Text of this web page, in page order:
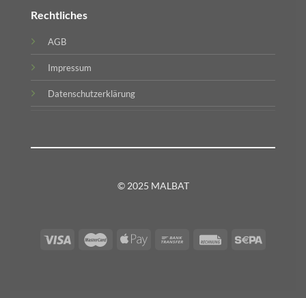
Rechtliches
AGB
Impressum
Datenschutzerklärung
© 2025 MALBAT